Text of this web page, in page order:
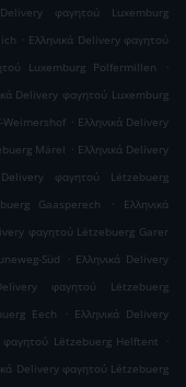
Delivery φαγητού Luxemburg
. Ελληνικά Delivery φαγητού
Luxemburg Polfermillen
.
Delivery φαγητού Luxemburg
Weimershof . Ελληνικά Delivery
Märel . Ελληνικά Delivery
Delivery φαγητού Lëtzebuerg
Gaasperech .
Ελληνικά
φαγητού Lëtzebuerg Garer
Süd . Ελληνικά Delivery
φαγητού Lëtzebuerg
Eech . Ελληνικά Delivery
φαγητού Lëtzebuerg Helftent
.
Delivery φαγητού Lëtzebuerg